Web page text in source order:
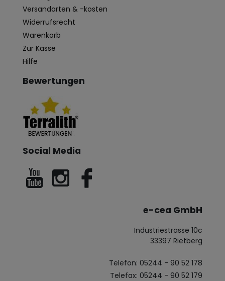
Versandarten & -kosten
Widerrufsrecht
Warenkorb
Zur Kasse
Hilfe
Bewertungen
Social Media
e-cea GmbH
Industriestrasse 10c
33397 Rietberg
Telefon: 05244 - 90 52 178
Telefax: 05244 - 90 52 179